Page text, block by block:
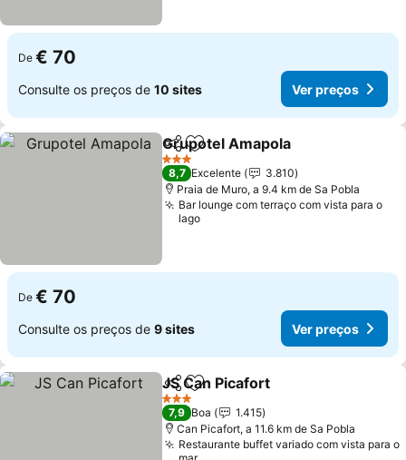
De € 70
Consulte os preços de 10 sites Ver preços
PartilharAdicionar aos favoritos
Grupotel Amapola
3 Estrelas
8,7 Excelente
3.810
Praia de Muro, a 9.4 km de Sa Pobla
Bar lounge com terraço com vista para o
lago
De € 70
Consulte os preços de 9 sites Ver preços
PartilharAdicionar aos favoritos
JS Can Picafort
3 Estrelas
7,9 Boa
1.415
Can Picafort, a 11.6 km de Sa Pobla
Restaurante buffet variado com vista para o